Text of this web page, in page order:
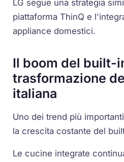
LG segue una strategia
piattaforma ThinQ e
appliance domestici.
Il boom del built-
trasformazione
italiana
Uno dei trend più
la crescita costante del
Le cucine integrate